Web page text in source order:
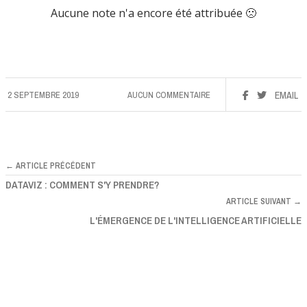
Aucune note n'a encore été attribuée 🙁
2 SEPTEMBRE 2019 EMAIL
AUCUN COMMENTAIRE
← ARTICLE PRÉCÉDENT
DATAVIZ : COMMENT S'Y PRENDRE?
ARTICLE SUIVANT →
L'ÉMERGENCE DE L'INTELLIGENCE ARTIFICIELLE